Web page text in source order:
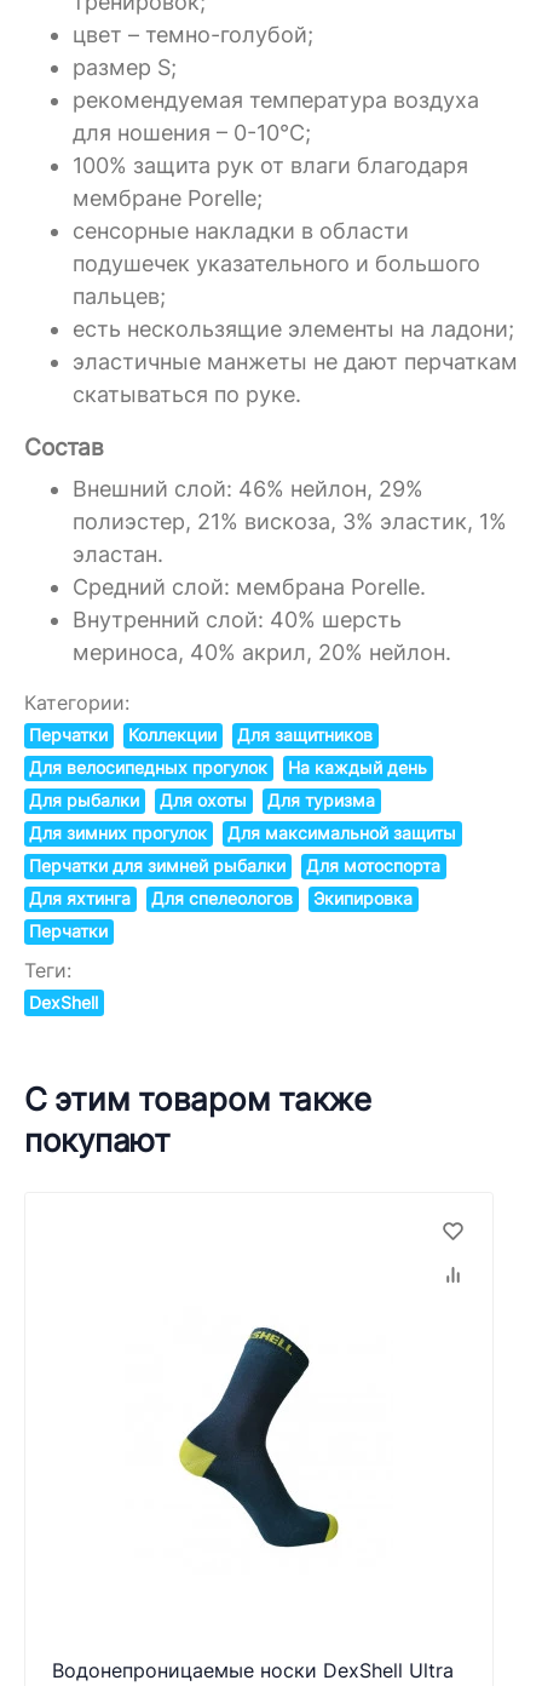
цвет – темно-голубой;
размер S;
рекомендуемая температура воздуха
для ношения – 0-10°C;
100% защита рук от влаги благодаря
мембране Porelle;
сенсорные накладки в области
подушечек указательного и большого
пальцев;
есть нескользящие элементы на ладони;
эластичные манжеты не дают перчаткам
скатываться по руке.
Состав
Внешний слой: 46% нейлон, 29%
полиэстер, 21% вискоза, 3% эластик, 1%
эластан.
Средний слой: мембрана Porelle.
Внутренний слой: 40% шерсть
мериноса, 40% акрил, 20% нейлон.
Категории:
Перчатки Коллекции
Для защитников
Для велосипедных прогулок
На каждый день
Для рыбалки
Для охоты
Для туризма
Для зимних прогулок
Для максимальной защиты
Перчатки для зимней рыбалки
Для мотоспорта
Для яхтинга
Для спелеологов
Экипировка
Перчатки
Теги:
DexShell
С этим товаром также
покупают
Водонепроницаемые носки DexShell Ultra